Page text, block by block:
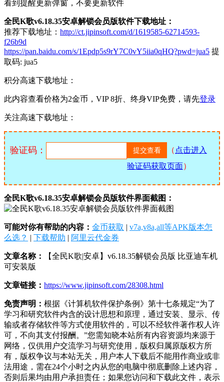
看到提醒更新弹窗，不要更新软件
全民K歌v6.18.35安卓解锁会员版软件下载地址：
推荐下载地址： http://ct.jipinsoft.com/d/1619585-62714593-
f26b9d
https://pan.baidu.com/s/1Epdp5s9rY7C0vY5iia0qHQ?pwd=jua5 提
取码: jua5
积分高速下载地址：
此内容查看价格为2金币，VIP 8折、终身VIP免费，请先登录
关注高速下载地址：
验证码： （ 点击进入
验证码获取页面）
全民K歌v6.18.35安卓解锁会员版软件界面截图：
可能对你有帮助的内容： 金币获取 | v7a,v8a,all等APK版本怎
么选？ | 下载帮助 | 阿里云代金券
文章名称：
【全民K歌|安卓】v6.18.35解锁会员版 比亚迪车机
可安装版
文章链接： https://www.jipinsoft.com/28308.html
免责声明： 根据《计算机软件保护条例》第十七条规定“为了
学习和研究软件内含的设计思想和原理，通过安装、显示、传
输或者存储软件等方式使用软件的，可以不经软件著作权人许
可，不向其支付报酬。”您需知晓本站所有内容资源均来源于
网络，仅供用户交流学习与研究使用，版权归属原版权方所
有，版权争议与本站无关，用户本人下载后不能用作商业或非
法用途，需在24个小时之内从您的电脑中彻底删除上述内容，
否则后果均由用户承担责任；如果您访问和下载此文件，表示